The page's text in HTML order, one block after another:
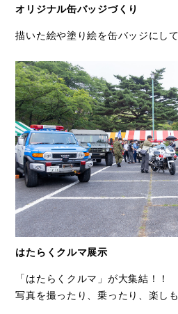
オリジナル缶バッジづくり
描いた絵や塗り絵を缶バッジにし
はたらくクルマ展示
「はたらくクルマ」が大集結！！
写真を撮ったり、乗ったり、楽しも